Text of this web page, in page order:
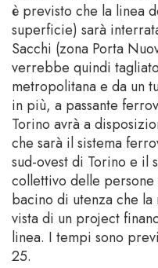
è previsto che la linea
superficie) sarà
Sacchi (zona Porta
verrebbe quindi
metropolitana e da un
in più, a passante
Torino avrà a
che sarà il sistema
sud-ovest di Torino e il
collettivo delle
bacino di utenza che
vista di un project
linea. I tempi sono
25.